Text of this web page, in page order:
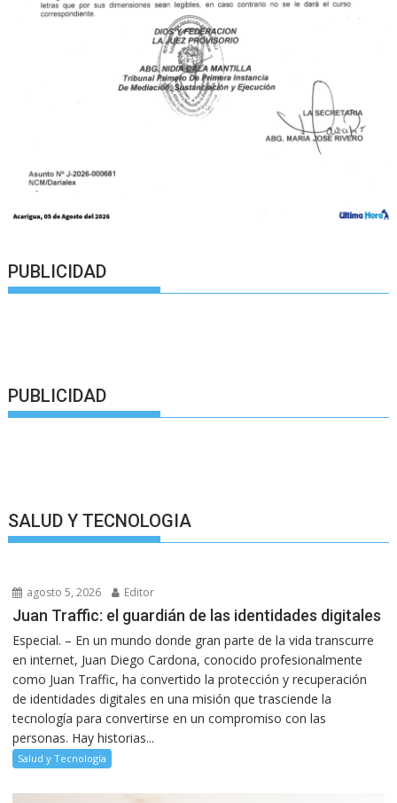
PUBLICIDAD
PUBLICIDAD
SALUD Y TECNOLOGIA
agosto 5, 2026 Editor
Juan Traffic: el guardián de las identidades digitales
Especial. – En un mundo donde gran parte de la vida transcurre
en internet, Juan Diego Cardona, conocido profesionalmente
como Juan Traffic, ha convertido la protección y recuperación
de identidades digitales en una misión que trasciende la
tecnología para convertirse en un compromiso con las
personas. Hay historias...
Salud y Tecnología